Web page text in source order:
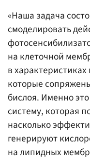
«Наша задача
смоделировать
на клеточной
в
которые
бислоя. Именно
систему, которая
насколько
генерируют
на липидных